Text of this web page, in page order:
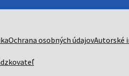
Ochrana osobných údajovAutorské